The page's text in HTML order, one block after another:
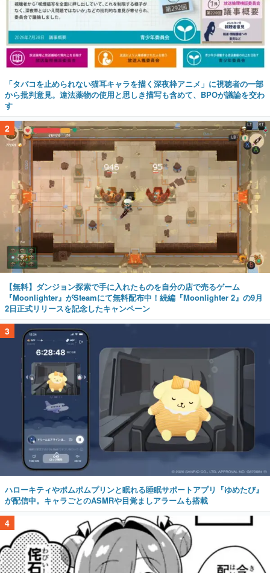
「タバコを止められない猫耳キャラを描く深夜枠アニメ」に視聴者の一部
から批判意見。違法薬物の使用と思しき描写も含めて、BPOが議論を交わ
す
2
【無料】ダンジョン探索で手に入れたものを自分の店で売るゲーム
『Moonlighter』がSteamにて無料配布中！続編『Moonlighter 2』の9月
2日正式リリースを記念したキャンペーン
3
ハローキティやポムポムプリンと眠れる睡眠サポートアプリ『ゆめたび』
が配信中。キャラごとのASMRや目覚ましアラームも搭載
4